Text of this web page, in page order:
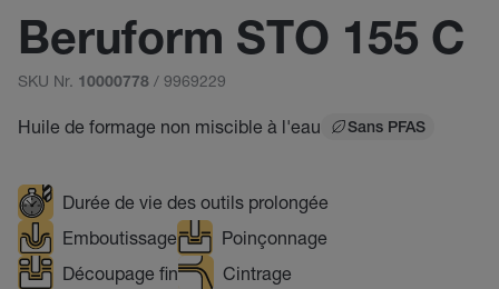
Beruform STO 155 C
SKU Nr. 10000778 / 9969229
Huile de formage non miscible à l'eau Sans PFAS
Durée de vie des outils prolongée
Emboutissage
Poinçonnage
Découpage fin
Cintrage